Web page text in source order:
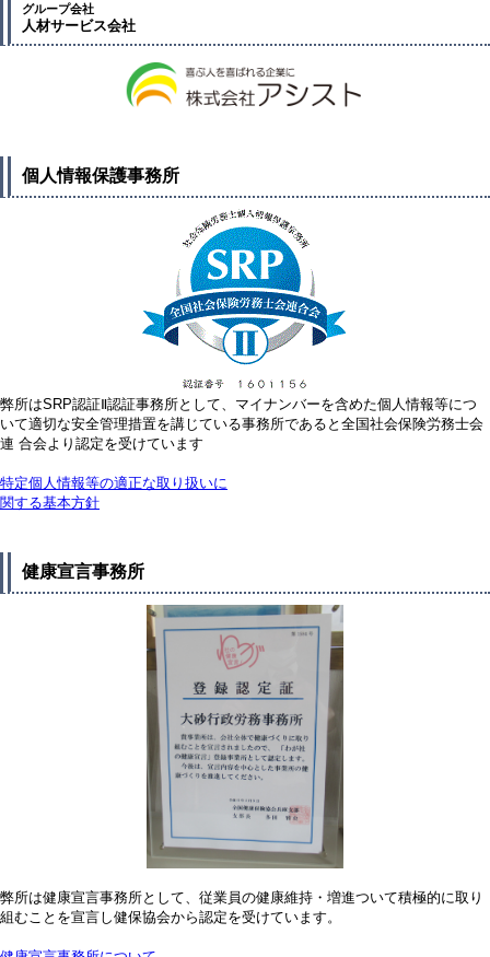
グループ会社
人材サービス会社
個人情報保護事務所
弊所はSRP認証Ⅱ認証事務所として、マイナンバーを含めた個人情報等につ
いて適切な安全管理措置を講じている事務所であると全国社会保険労務士会
連 合会より認定を受けています
特定個人情報等の適正な取り扱いに
関する基本方針
健康宣言事務所
弊所は健康宣言事務所として、従業員の健康維持・増進ついて積極的に取り
組むことを宣言し健保協会から認定を受けています。